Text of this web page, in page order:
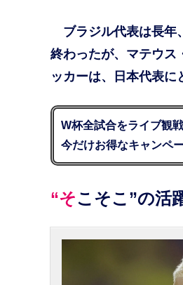
ブラジル代表は長年
終わったが、マテウス
ッカーは、日本代表
W杯全試合をライブ観
今だけお得なキャンペ
“そこそこ”の